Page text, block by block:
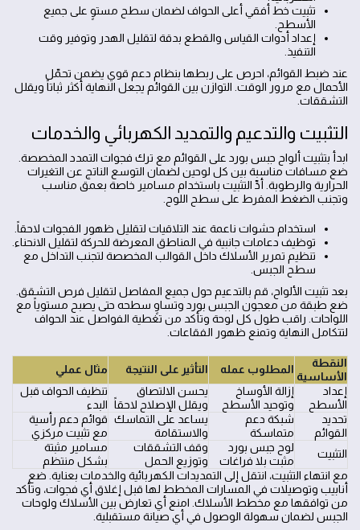
تثبيت خط أفقي أعلى الحواف لضمان سطح مستوٍ على جميع
الأسطح.
إعداد أدوات القياس والقطع بدقة لتقليل الهدر وتوفير وقت
التنفيذ.
عند ضبط القوائم، احرص على ربطها بنظام دعم قوي يضمن تحمّل
الأحمال مع مرور الوقت. التوازن بين القوائم يجعل النهاية أكثر ثباتاً ويقلل
التشققات.
التثبيت والتدعيم والتمديد الكهربائي والخدمات
ابدأ بتثبيت ألواح جبس بورد على القوائم مع ترك فجوات التمدد المخصصة.
ضع مسافات مناسبة بين كل لوحين لضمان التوسع الناتج عن التغيرات
الحرارية والرطوبة. أدِّ التثبيت باستخدام مسامير خاصة بعمق مناسب
وتجنب الضغط المفرط على سطح اللوح.
استخدام حشوات ناعمة عند التلاقيات لتقليل ظهور الفجوات لاحقاً.
توظيف دعامات جانبية في المناطق المعرضة للحركة لتقليل الانحناء.
تنظيم تمرير الأسلاك داخل القوالب المخصصة لتجنب التداخل مع
سطح الجبس.
بعد تثبيت الألواح، قم بالتدعيم حول جميع المفاصل لتقليل فرص التشقق.
ضع طبقة من معجون الجبس بورد وتساوٍ سطحه حتى يصبح مستوياً مع
اللواحات. راقب طول كل لوحة وتأكد من تغطية الفواصل عند الحواف
لتتكامل النهاية وتمنع ظهور الفقاعات.
النقطة
الأساسية
المطلوب عمله التأثير على النتيجة
مثال عملي
إعداد
الأسطح
إزالة الأوساخ
وتوحيد الأسطح
يحسن الالتصاق
ويقلل الإصلاح لاحقاً
تنظيف الحواف قبل
البدء
تحديد
القوائم
شبكة دعم
متماسكة
يساعد على التماسك
والاستقامة
قوائم دعم رأسية
مع تثبيت مركزي
التثبيت
لوح جبس بورد
مثبت بلا فراغات
وقف التشققات
وتوزيع الحمل
مسامير مثبتة
بشكل منتظم
مع انتهاء التثبيت، انتقل إلى التمديدات الكهربائية والخدمات بعناية. ضع
أنابيب وتوصيلات في المسارات المخطط لها قبل إغلاق أي فجوات، وتأكد
من توافقها مع مخطط الأسلاك. امنع أي تعارض بين الأسلاك ولوحات
الجبس لضمان سهولة الوصول في أي صيانة مستقبلية.